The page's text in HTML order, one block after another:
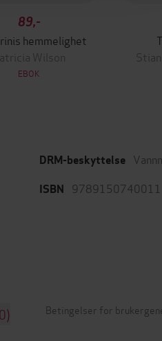
89,-
hemmelighet
Wilson
EBOK
DRM-beskyttelse
ISBN 9789150740011
Betingelser for